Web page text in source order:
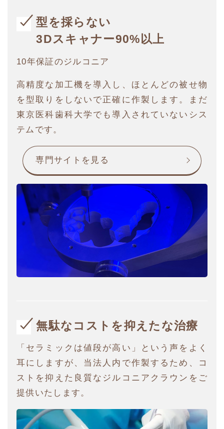
型を採らない
3Dスキャナー90%以上
10年保証のジルコニア
高精度な加工機を導入し、ほとんどの被せ物
を型取りをしないで正確に作製します。まだ
東京医科歯科大学でも導入されていないシス
テムです。
専門サイトを見る
無駄なコストを抑えたな治療
「セラミックは値段が高い」という声をよく
耳にしますが、当法人内で作製するため、コ
ストを抑えた良質なジルコニアクラウンをご
提供いたします。